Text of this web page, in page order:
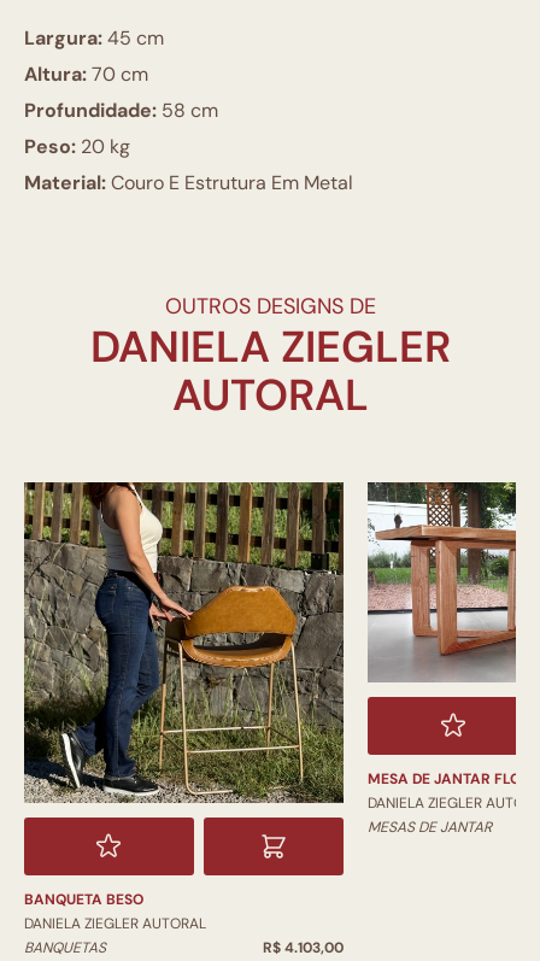
Largura:45 cm
Altura:70 cm
Profundidade: 58 cm
Peso: 20 kg
Material:Couro E Estrutura Em Metal
OUTROS DESIGNS DE
DANIELA ZIEGLER
BANQUETA BESO
DANIELA ZIEGLER AUTORAL
BANQUETAS
R$ 4.103,00
MESA DE JANTAR
DANIELA ZIEGLER
MESAS DE JANTAR